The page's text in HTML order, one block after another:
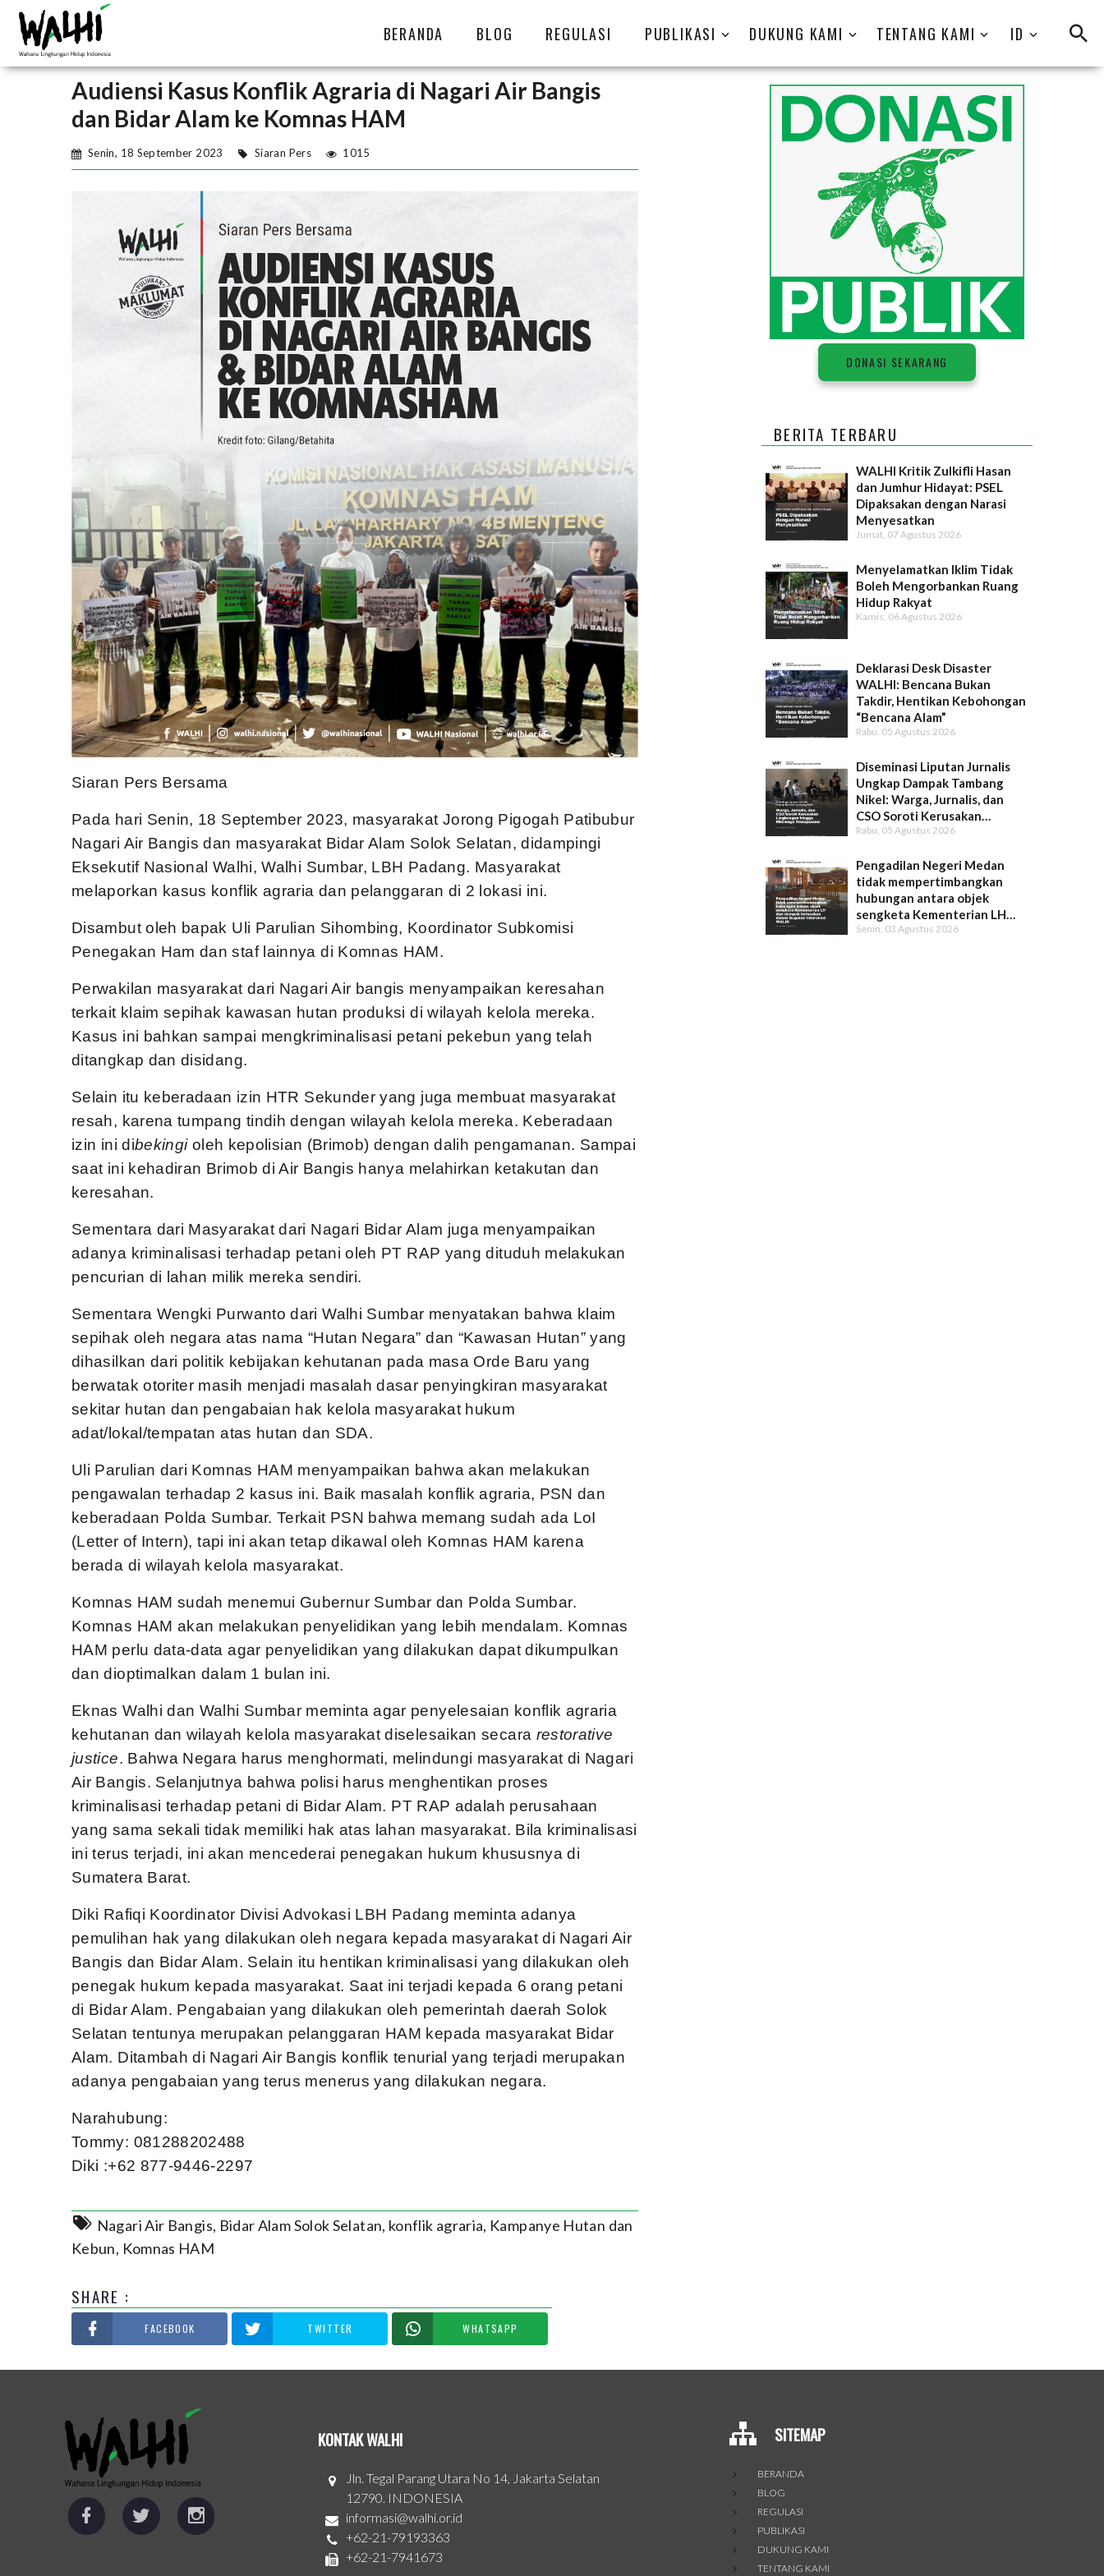
BERANDA BLOG REGULASI PUBLIKASI DUKUNG KAMI TENTANG KAMI ID
Audiensi Kasus Konflik Agraria di Nagari Air Bangis
dan Bidar Alam ke Komnas HAM
Senin, 18 September 2023 Siaran Pers 1015
Siaran Pers Bersama
Pada hari Senin, 18 September 2023, masyarakat Jorong Pigogah Patibubur
Nagari Air Bangis dan masyarakat Bidar Alam Solok Selatan, didampingi
Eksekutif Nasional Walhi, Walhi Sumbar, LBH Padang. Masyarakat
melaporkan kasus konflik agraria dan pelanggaran di 2 lokasi ini.
Disambut oleh bapak Uli Parulian Sihombing, Koordinator Subkomisi
Penegakan Ham dan staf lainnya di Komnas HAM.
Perwakilan masyarakat dari Nagari Air bangis menyampaikan keresahan
terkait klaim sepihak kawasan hutan produksi di wilayah kelola mereka.
Kasus ini bahkan sampai mengkriminalisasi petani pekebun yang telah
ditangkap dan disidang.
Selain itu keberadaan izin HTR Sekunder yang juga membuat masyarakat
resah, karena tumpang tindih dengan wilayah kelola mereka. Keberadaan
izin ini dibekingioleh kepolisian (Brimob) dengan dalih pengamanan. Sampai
saat ini kehadiran Brimob di Air Bangis hanya melahirkan ketakutan dan
keresahan.
Sementara dari Masyarakat dari Nagari Bidar Alam juga menyampaikan
adanya kriminalisasi terhadap petani oleh PT RAP yang dituduh melakukan
pencurian di lahan milik mereka sendiri.
Sementara Wengki Purwanto dari Walhi Sumbar menyatakan bahwa klaim
sepihak oleh negara atas nama “Hutan Negara” dan “Kawasan Hutan” yang
dihasilkan dari politik kebijakan kehutanan pada masa Orde Baru yang
berwatak otoriter masih menjadi masalah dasar penyingkiran masyarakat
sekitar hutan dan pengabaian hak kelola masyarakat hukum
adat/lokal/tempatan atas hutan dan SDA.
Uli Parulian dari Komnas HAM menyampaikan bahwa akan melakukan
pengawalan terhadap 2 kasus ini. Baik masalah konflik agraria, PSN dan
keberadaan Polda Sumbar. Terkait PSN bahwa memang sudah ada LoI
(Letter of Intern), tapi ini akan tetap dikawal oleh Komnas HAM karena
berada di wilayah kelola masyarakat.
Komnas HAM sudah menemui Gubernur Sumbar dan Polda Sumbar.
Komnas HAM akan melakukan penyelidikan yang lebih mendalam. Komnas
HAM perlu data-data agar penyelidikan yang dilakukan dapat dikumpulkan
dan dioptimalkan dalam 1 bulan ini.
Eknas Walhi dan Walhi Sumbar meminta agar penyelesaian konflik agraria
kehutanan dan wilayah kelola masyarakat diselesaikan secara restorative
justice. Bahwa Negara harus menghormati, melindungi masyarakat di Nagari
Air Bangis. Selanjutnya bahwa polisi harus menghentikan proses
kriminalisasi terhadap petani di Bidar Alam. PT RAP adalah perusahaan
yang sama sekali tidak memiliki hak atas lahan masyarakat. Bila kriminalisasi
ini terus terjadi, ini akan mencederai penegakan hukum khususnya di
Sumatera Barat.
Diki Rafiqi Koordinator Divisi Advokasi LBH Padang meminta adanya
pemulihan hak yang dilakukan oleh negara kepada masyarakat di Nagari Air
Bangis dan Bidar Alam. Selain itu hentikan kriminalisasi yang dilakukan oleh
penegak hukum kepada masyarakat. Saat ini terjadi kepada 6 orang petani
di Bidar Alam. Pengabaian yang dilakukan oleh pemerintah daerah Solok
Selatan tentunya merupakan pelanggaran HAM kepada masyarakat Bidar
Alam. Ditambah di Nagari Air Bangis konflik tenurial yang terjadi merupakan
adanya pengabaian yang terus menerus yang dilakukan negara.
Narahubung:
Tommy: 081288202488
Diki :+62 877-9446-2297
Nagari Air Bangis, Bidar Alam Solok Selatan, konflik agraria, Kampanye Hutan dan
Kebun, Komnas HAM
SHARE :
FACEBOOK TWITTER WHATSAPP
DONASI SEKARANG
BERITA TERBARU
WALHI Kritik Zulkifli Hasan
dan Jumhur Hidayat: PSEL
Dipaksakan dengan Narasi
Menyesatkan
Jumat, 07 Agustus 2026
Menyelamatkan Iklim Tidak
Boleh Mengorbankan Ruang
Hidup Rakyat
Kamis, 06 Agustus 2026
Deklarasi Desk Disaster
WALHI: Bencana Bukan
Takdir, Hentikan Kebohongan
“Bencana Alam”
Rabu, 05 Agustus 2026
Diseminasi Liputan Jurnalis
Ungkap Dampak Tambang
Nikel: Warga, Jurnalis, dan
CSO Soroti Kerusakan
Lingkungan hingga Minimnya
Rabu, 05 Agustus 2026
Pengadilan Negeri Medan
tidak mempertimbangkan
hubungan antara objek
sengketa Kementerian LH
dan dampak kerusakan dalam
Senin, 03 Agustus 2026
KONTAK WALHI
Jln. Tegal Parang Utara No 14, Jakarta Selatan
12790. INDONESIA
informasi@walhi.or.id
+62-21-79193363
+62-21-7941673
SITEMAP
BERANDA
BLOG
REGULASI
PUBLIKASI
DUKUNG KAMI
TENTANG KAMI